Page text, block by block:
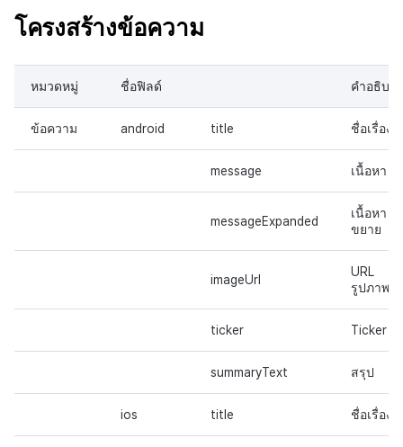
โครงสร้างข้อความ
หมวดหมู่ ชื่อฟิลด์ คำอธิบาย
ข้อความ android title ชื่อเรื่อง
message เนื้อหา
messageExpanded
เนื้อหา
ขยาย
imageUrl
URL
รูปภาพ
ticker Ticker
summaryText สรุป
ios title ชื่อเรื่อง